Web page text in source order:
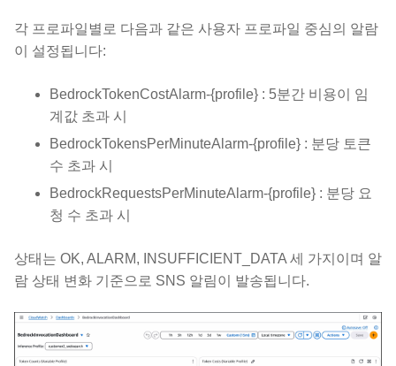
각 프로파일별로 다음과 같은 사용자 프로파일 중심의 알람
이 설정됩니다:
BedrockTokenCostAlarm-{profile} : 5분간 비용이 임
계값 초과 시
BedrockTokensPerMinuteAlarm-{profile} : 분당 토큰
수 초과 시
BedrockRequestsPerMinuteAlarm-{profile} : 분당 요
청 수 초과 시
상태는 OK, ALARM, INSUFFICIENT_DATA 세 가지이며 알
람 상태 변화 기준으로 SNS 알림이 발송됩니다.